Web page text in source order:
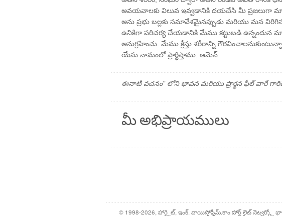
అవయవాలకు విలువ ఇవ్వడానికి దయచేసి మీ ప్రజలుగా
అను ప్రభు బల్లకు సమావేశమైనప్పుడు మరియు మన
ఉనికిగా పరిచర్య చేయడానికి మేము కట్టుబడి ఉన్నందున
అనుగ్రహించు. మేము క్రీస్తు శరీరాన్ని
యేసు నామంలో ప్రార్థిస్తాము. ఆమెన్.
ఈనాటి వచనం" లోని భావన మరియు ప్రార్థన ఫీల్ వారే
మీ అభిప్రాయములు
© 1998-2026, హార్ట్లైట్, ఇంక్. వాయిస్హోఫ్హీమ్.కాం హార్ట్ లైట్ నెట్వర్క్లో